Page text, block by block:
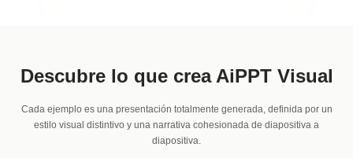
Descubre lo que crea AiPPT Visual
Cada ejemplo es una presentación totalmente generada, definida por un
estilo visual distintivo y una narrativa cohesionada de diapositiva a
diapositiva.